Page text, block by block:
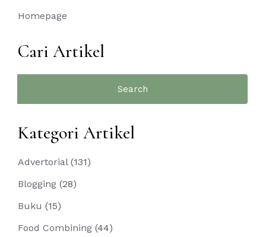
Homepage
Cari Artikel
Kategori Artikel
Advertorial (131)
Blogging (28)
Buku (15)
Food Combining (44)